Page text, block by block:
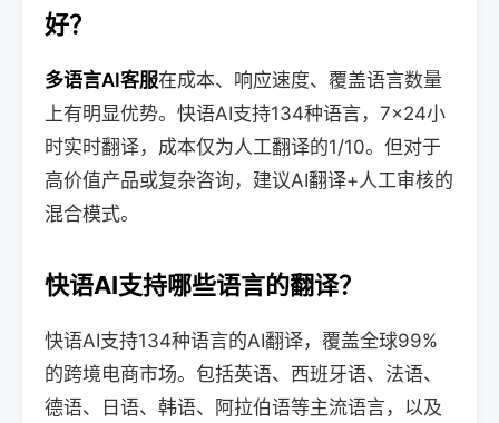
好？
多语言AI客服在成本、响应速度、覆盖语言数量
上有明显优势。快语AI支持134种语言，7×24小
时实时翻译，成本仅为人工翻译的1/10。但对于
高价值产品或复杂咨询，建议AI翻译+人工审核的
混合模式。
快语AI支持哪些语言的翻译？
快语AI支持134种语言的AI翻译，覆盖全球99%
的跨境电商市场。包括英语、西班牙语、法语、
德语、日语、韩语、阿拉伯语等主流语言，以及